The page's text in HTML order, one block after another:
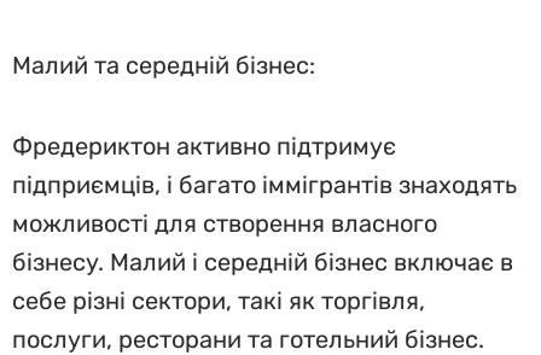
Малий та середній бізнес:
Фредериктон активно підтримує
підприємців, і багато іммігрантів знаходять
можливості для створення власного
бізнесу. Малий і середній бізнес включає в
себе різні сектори, такі як торгівля,
послуги, ресторани та готельний бізнес.